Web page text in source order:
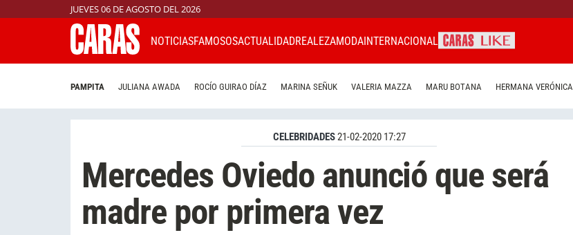
JUEVES 06 DE AGOSTO DEL 2026
NOTICIASFAMOSOSACTUALIDADREALEZAMODAINTERNACIONAL
PAMPITA JULIANA AWADA ROCÍO GUIRAO DÍAZ MARINA SEÑUK VALERIA MAZZA MARU BOTANA HERMANA VERÓNICA
CELEBRIDADES21-02-2020 17:27
Mercedes Oviedo anunció que será
madre por primera vez